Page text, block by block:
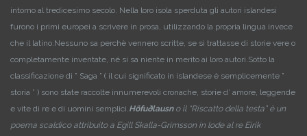
intorno al tredicesimo secolo. Nella loro isola sperduta gli autori islandesi
furono i primi europei a scrivere in prosa, utilizzando la propria lingua invece
che il latino.Nessuno sa perchè vennero scritte, se si trattasse di storie vere o
completamente inventate, né si sa niente in merito ai loro autori.Sotto la
classificazione di ” Saga ” ( il cui significato in islandese è semplicemente ”
storia ” ) sono state raccolte innumerevoli cronache, storie d’ amore, leggende
e vite di re e di uomini semplici.Höfuðlausno il “Riscatto della testa” è un
poema scaldico attribuito a Egill Skalla-Grímsson in lode al re Eirik